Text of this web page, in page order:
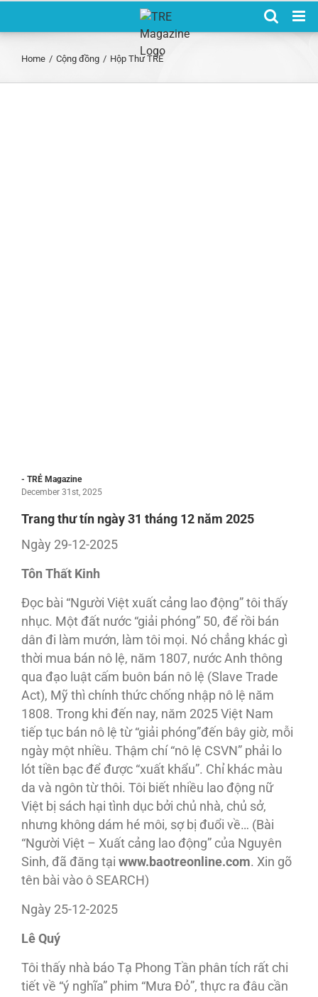
Home / Cộng đồng / Hộp Thư TRẺ
- TRẺ Magazine
December 31st, 2025
Trang thư tín ngày 31 tháng 12 năm 2025
Ngày 29-12-2025
Tôn Thất Kinh
Đọc bài “Người Việt xuất cảng lao động” tôi thấy
nhục. Một đất nước “giải phóng” 50, để rồi bán
dân đi làm mướn, làm tôi mọi. Nó chẳng khác gì
thời mua bán nô lệ, năm 1807, nước Anh thông
qua đạo luật cấm buôn bán nô lệ (Slave Trade
Act), Mỹ thì chính thức chống nhập nô lệ năm
1808. Trong khi đến nay, năm 2025 Việt Nam
tiếp tục bán nô lệ từ “giải phóng”đến bây giờ, mỗi
ngày một nhiều. Thậm chí “nô lệ CSVN” phải lo
lót tiền bạc để được “xuất khẩu”. Chỉ khác màu
da và ngôn từ thôi. Tôi biết nhiều lao động nữ
Việt bị sách hại tình dục bởi chủ nhà, chủ sở,
nhưng không dám hé môi, sợ bị đuổi về… (Bài
“Người Việt – Xuất cảng lao động” của Nguyên
Sinh, đã đăng tại www.baotreonline.com. Xin gõ
tên bài vào ô SEARCH)
Ngày 25-12-2025
Lê Quý
Tôi thấy nhà báo Tạ Phong Tần phân tích rất chi
tiết về “ý nghĩa” phim “Mưa Đỏ”, thực ra đâu cần